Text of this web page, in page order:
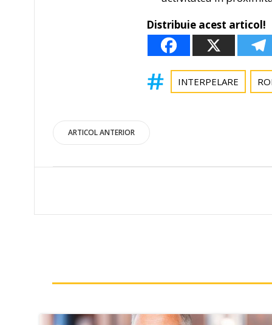
Distribuie acest articol!
INTERPELARE
Post
navigation
ARTICOL ANTERIOR